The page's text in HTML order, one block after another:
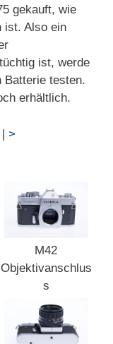
gekauft, wie
ist. Also ein
ist, werde
Batterie testen.
erhältlich.
| >
M42
Objektivanschlus
s